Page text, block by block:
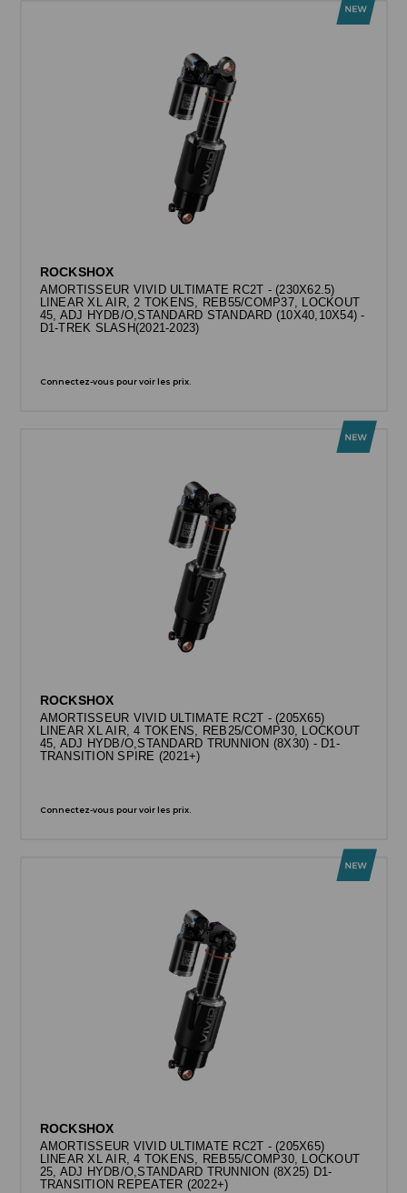
ROCKSHOX
AMORTISSEUR VIVID ULTIMATE RC2T - (230X62.5)
LINEAR XL AIR, 2 TOKENS, REB55/COMP37, LOCKOUT
45, ADJ HYDB/O,STANDARD STANDARD (10X40,10X54) -
D1-TREK SLASH(2021-2023)
Connectez-vous pour voir les prix.
ROCKSHOX
AMORTISSEUR VIVID ULTIMATE RC2T - (205X65)
LINEAR XL AIR, 4 TOKENS, REB25/COMP30, LOCKOUT
45, ADJ HYDB/O,STANDARD TRUNNION (8X30) - D1-
TRANSITION SPIRE (2021+)
Connectez-vous pour voir les prix.
ROCKSHOX
AMORTISSEUR VIVID ULTIMATE RC2T - (205X65)
LINEAR XL AIR, 4 TOKENS, REB55/COMP30, LOCKOUT
25, ADJ HYDB/O,STANDARD TRUNNION (8X25) D1-
TRANSITION REPEATER (2022+)